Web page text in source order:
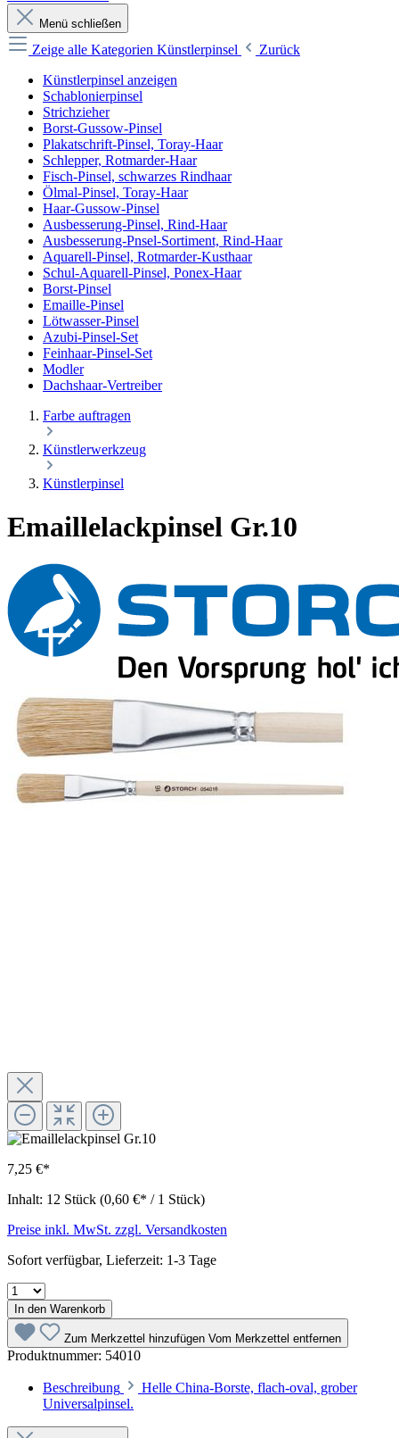
Menü schließen
Zeige alle Kategorien Künstlerpinsel
Zurück
Künstlerpinsel anzeigen
Schablonierpinsel
Strichzieher
Borst-Gussow-Pinsel
Plakatschrift-Pinsel, Toray-Haar
Schlepper, Rotmarder-Haar
Fisch-Pinsel, schwarzes Rindhaar
Ölmal-Pinsel, Toray-Haar
Haar-Gussow-Pinsel
Ausbesserung-Pinsel, Rind-Haar
Ausbesserung-Pnsel-Sortiment, Rind-Haar
Aquarell-Pinsel, Rotmarder-Kusthaar
Schul-Aquarell-Pinsel, Ponex-Haar
Borst-Pinsel
Emaille-Pinsel
Lötwasser-Pinsel
Azubi-Pinsel-Set
Feinhaar-Pinsel-Set
Modler
Dachshaar-Vertreiber
Farbe auftragen
Künstlerwerkzeug
Künstlerpinsel
Emaillelackpinsel Gr.10
7,25 €*
Inhalt: 12 Stück (0,60 €* / 1 Stück)
Preise inkl. MwSt. zzgl. Versandkosten
Sofort verfügbar, Lieferzeit: 1-3 Tage
In den Warenkorb
Zum Merkzettel hinzufügen Vom Merkzettel entfernen
Produktnummer: 54010
Beschreibung
Helle China-Borste, flach-oval, grober
Universalpinsel.